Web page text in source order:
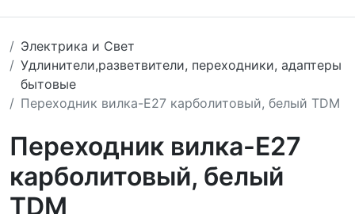
Электрика и Свет
Удлинители,разветвители, переходники, адаптеры
бытовые
Переходник вилка-Е27 карболитовый, белый TDM
Переходник вилка-Е27
карболитовый, белый
TDM